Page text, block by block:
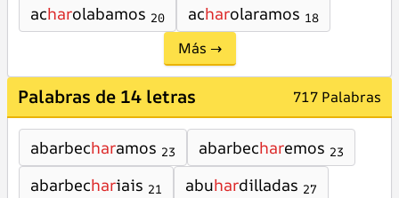
acharolabamos 20 acharolaramos 18
Más →
Palabras de 14 letras 717 Palabras
abarbecharamos 23 abarbecharemos 23
abarbechariais 21 abuhardilladas 27